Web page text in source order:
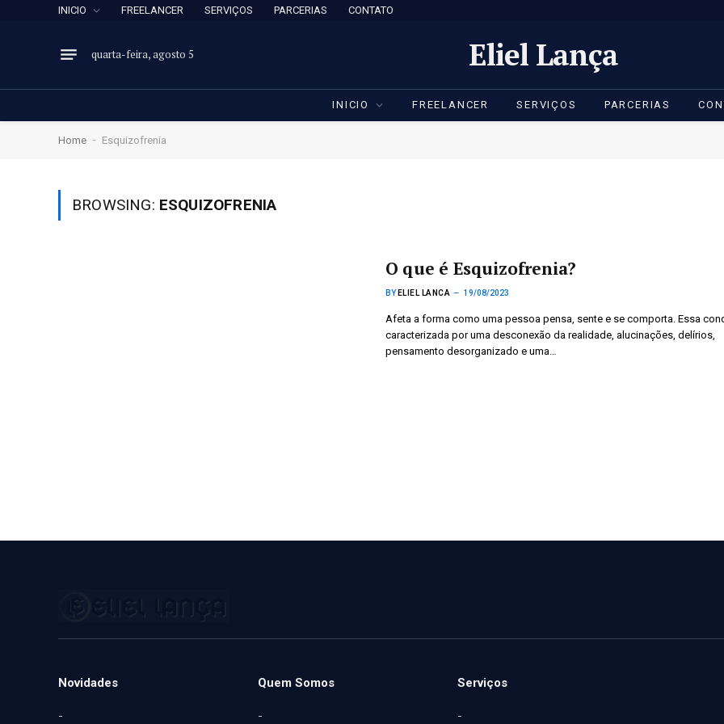
INICIO FREELANCER SERVIÇOS PARCERIAS CONTATO
quarta-feira, agosto 5 Eliel Lança
INICIO FREELANCER SERVIÇOS PARCERIAS
Home - Esquizofrenia
BROWSING: ESQUIZOFRENIA
O que é Esquizofrenia?
BY ELIEL LANCA 19/08/2023
Afeta a forma como uma pessoa pensa, sente e se comporta. Essa
caracterizada por uma desconexão da realidade, alucinações, delírios,
pensamento desorganizado e uma…
Novidades
-
Quem Somos
-
Serviços
-